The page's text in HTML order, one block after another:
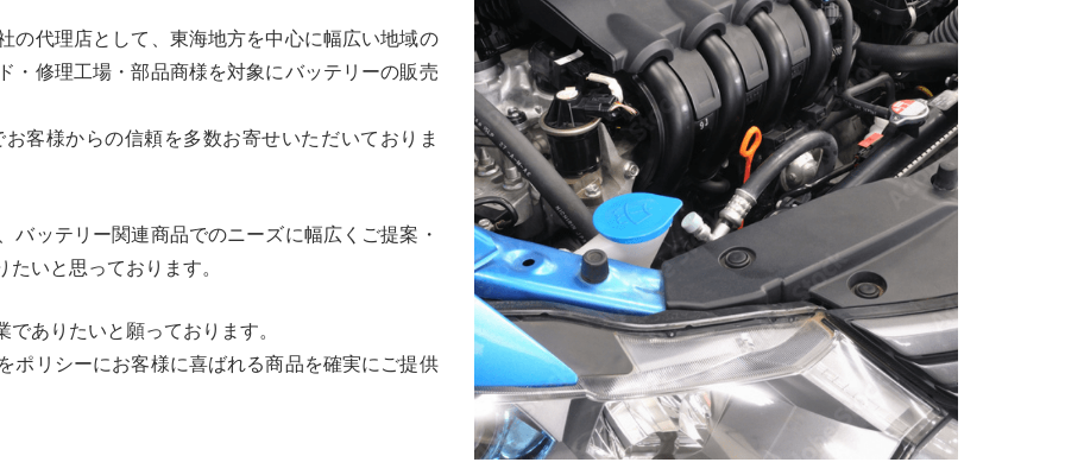
の代理店として、東海地方を中心に幅広い地域の
・修理工場・部品商様を対象にバッテリーの販売
客様からの信頼を多数お寄せいただいておりま
ッテリー関連商品でのニーズに幅広くご提案・
いと思っております。
ありたいと願っております。
ポリシーにお客様に喜ばれる商品を確実にご提供